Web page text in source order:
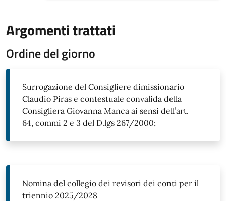
Argomenti trattati
Ordine del giorno
Surrogazione del Consigliere dimissionario
Claudio Piras e contestuale convalida della
Consigliera Giovanna Manca ai sensi dell’art.
64, commi 2 e 3 del D.lgs 267/2000;
Nomina del collegio dei revisori dei conti per il
triennio 2025/2028